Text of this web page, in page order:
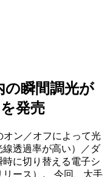
の瞬間調光が
発売
オン／オフによって光
透過率が高い）／ダ
に切り替える電子シ
ース）。 今回、大手